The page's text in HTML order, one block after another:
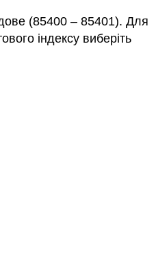
(85400 – 85401). Для
індексу виберіть